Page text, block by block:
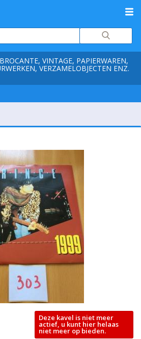
VINTAGE, PAPIERWAREN,
VERZAMELOBJECTEN ENZ.
Deze kavel is niet meer
actief, u kunt hier helaas
niet meer op bieden.